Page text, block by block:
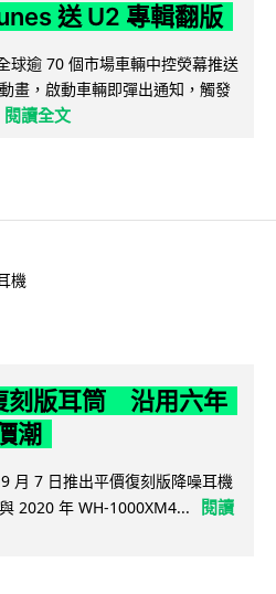
送 U2 專輯翻版
球逾 70 個市場車輛中控熒幕推送
畫，啟動車輛即彈出通知，觸發
閱讀全文
機
刻版耳筒 沿用六年
潮
月 7 日推出平價復刻版降噪耳機
2020 年 WH-1000XM4...
閱讀